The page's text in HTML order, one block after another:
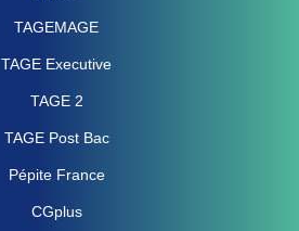
TAGEMAGE
TAGE Executive
TAGE 2
TAGE Post Bac
Pépite France
CGplus